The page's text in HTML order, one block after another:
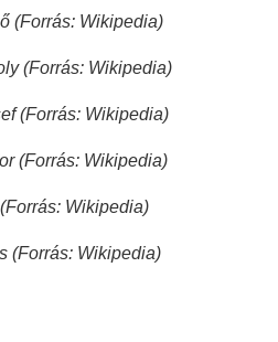
(Forrás: Wikipedia)
(Forrás: Wikipedia)
(Forrás: Wikipedia)
(Forrás: Wikipedia)
Wikipedia)
(Forrás: Wikipedia)